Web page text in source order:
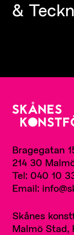
&
Bragegatan
214 30
Tel: 040 10
Email:
Skånes
Malmö Stad,